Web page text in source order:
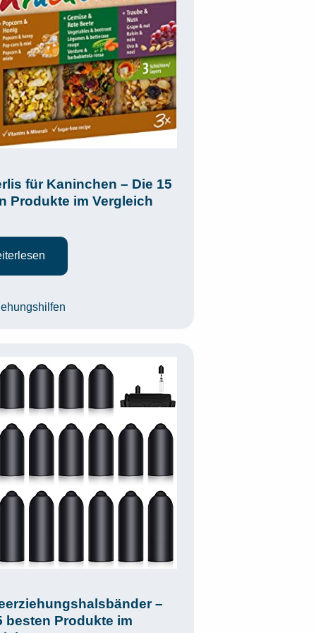
für Kaninchen – Die 15
Produkte im Vergleich
–
besten Produkte im